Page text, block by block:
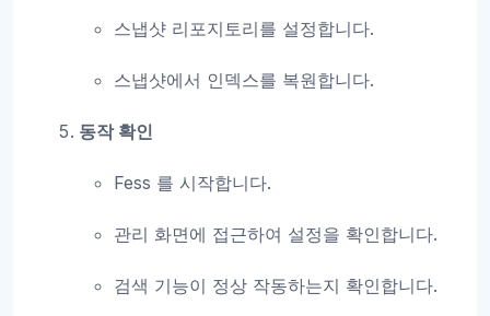
스냅샷 리포지토리를 설정합니다.
스냅샷에서 인덱스를 복원합니다.
동작 확인
Fess 를 시작합니다.
관리 화면에 접근하여 설정을 확인합니다.
검색 기능이 정상 작동하는지 확인합니다.